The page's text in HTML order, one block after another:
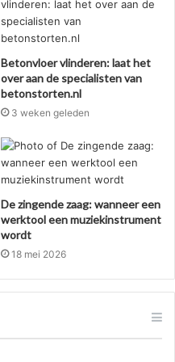
Betonvloer vlinderen: laat het
over aan de specialisten van
betonstorten.nl
3 weken geleden
De zingende zaag: wanneer een
werktool een muziekinstrument
wordt
18 mei 2026